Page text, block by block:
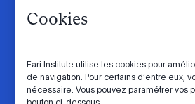
Cookies
Fari Institute utilise les cookies pour
de navigation. Pour certains d’entre eux,
nécessaire. Vous pouvez paramétrer vos
Code de conduite Manifesto
Paramètres des cookies